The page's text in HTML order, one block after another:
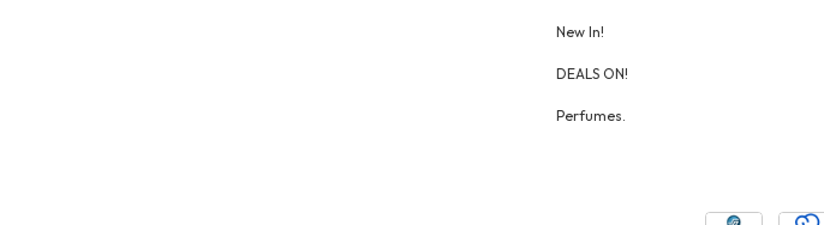
New In!
DEALS ON!
Perfumes.